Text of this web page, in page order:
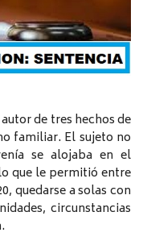
de tres hechos de
familiar. El sujeto no
se alojaba en el
que le permitió entre
quedarse a solas con
circunstancias